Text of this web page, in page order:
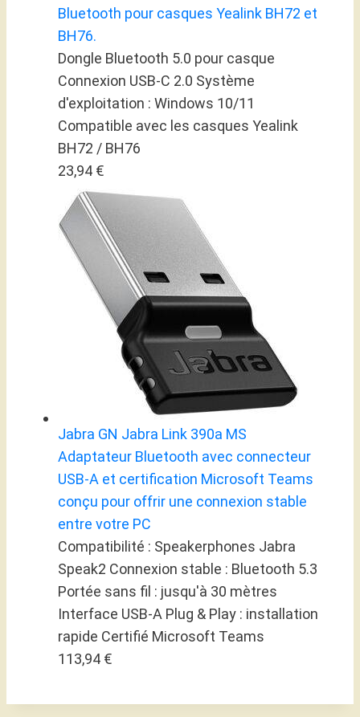
Bluetooth pour casques Yealink BH72 et
BH76.
Dongle Bluetooth 5.0 pour casque
Connexion USB-C 2.0 Système
d'exploitation : Windows 10/11
Compatible avec les casques Yealink
BH72 / BH76
23,94 €
Jabra GN Jabra Link 390a MS
Adaptateur Bluetooth avec connecteur
USB-A et certification Microsoft Teams
conçu pour offrir une connexion stable
entre votre PC
Compatibilité : Speakerphones Jabra
Speak2 Connexion stable : Bluetooth 5.3
Portée sans fil : jusqu'à 30 mètres
Interface USB-A Plug & Play : installation
rapide Certifié Microsoft Teams
113,94 €